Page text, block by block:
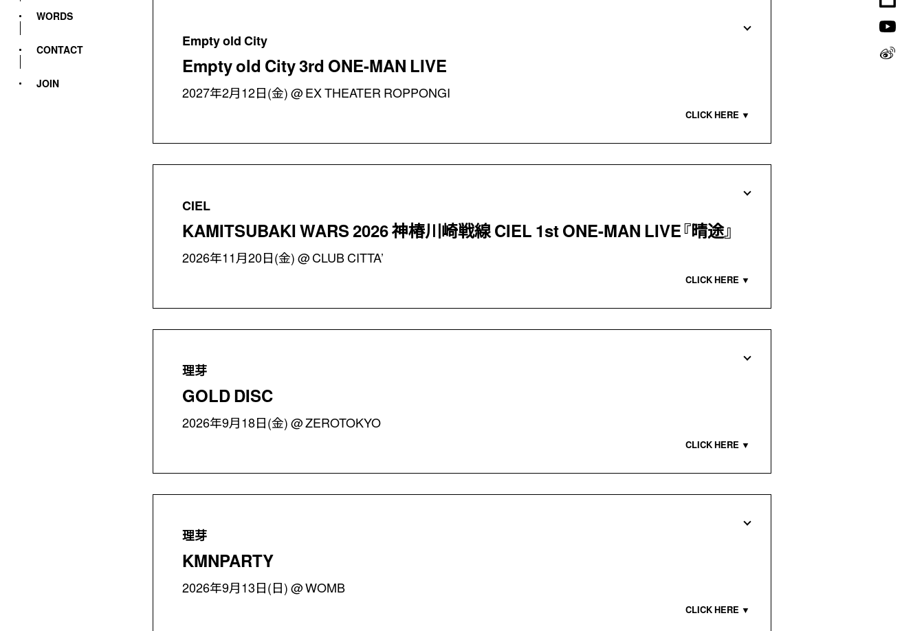
WORDS
CONTACT
JOIN
Empty old City
Empty old City 3rd ONE-MAN LIVE
2027年2月12日(金) EX THEATER ROPPONGI
CIEL
KAMITSUBAKI WARS 2026 神椿川崎戦線 CIEL 1st ONE-MAN LIVE『晴途』
2026年11月20日(金) CLUB CITTA’
理芽
GOLD DISC
2026年9月18日(金) ZEROTOKYO
理芽
KMNPARTY
2026年9月13日(日) WOMB